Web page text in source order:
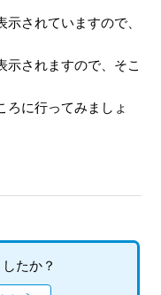
大きさを変えること
ーサラウンド(ドルピ
、6.1ch、7.1ch等)に
タンをキーコンフィ
されていますので、
示されますので、そこ
ろに行ってみましょ
たか？